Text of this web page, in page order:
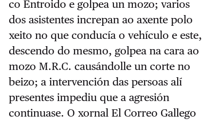
co Entroido e golpea un mozo; varios
dos asistentes increpan ao axente polo
xeito no que conducía o vehículo e este,
descendo do mesmo, golpea na cara ao
mozo M.R.C. causándolle un corte no
beizo; a intervención das persoas alí
presentes impediu que a agresión
continuase. O xornal El Correo Gallego